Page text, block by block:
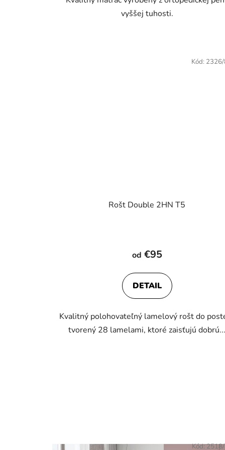
hviezdičiek.
vyššej tuhosti.
Rošt Double 2HN T5
od €95
DETAIL
Kvalitný polohovateľný lamelový rošt do
tvorený 28 lamelami, ktoré zaisťujú dobrú...
Kód:
Kód: